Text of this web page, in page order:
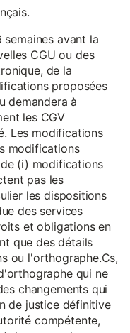
avant la
CGU ou des
de la
proposées
demandera à
les CGV
Les modifications
modifications
(i) modifications
pas les
les dispositions
des services
et obligations en
que des détails
ou l'orthographe.Cs,
qui ne
changements qui
de justice définitive
compétente,